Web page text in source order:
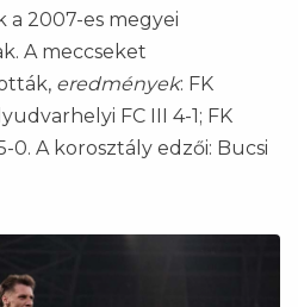
a 2007-es megyei
A meccseket
eredmények: FK
FC III 4-1; FK
0. A korosztály edzői: Bucsi